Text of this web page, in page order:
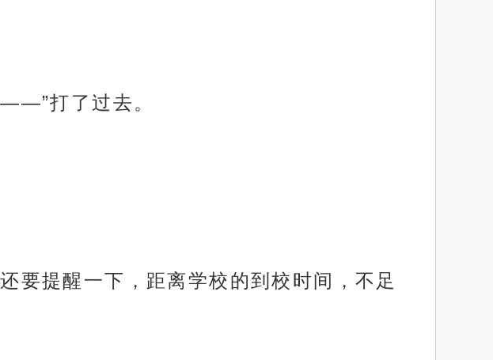
打了过去。
提醒一下，距离学校的到校时间，不足